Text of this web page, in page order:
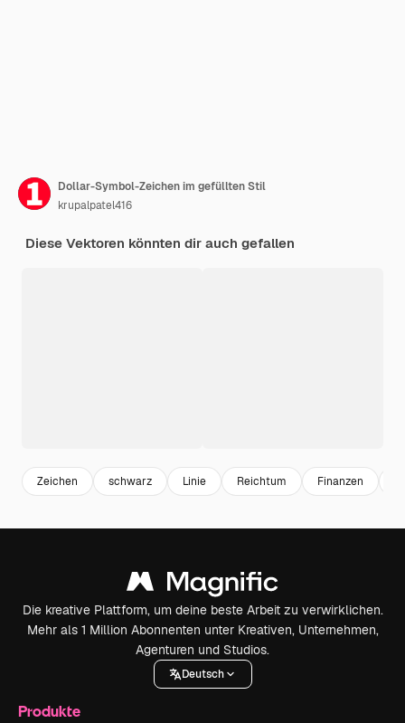
Dollar-Symbol-Zeichen im gefüllten Stil
krupalpatel416
Diese Vektoren könnten dir auch gefallen
Zeichen schwarz Linie Reichtum Finanzen
Die kreative Plattform, um deine beste Arbeit zu verwirklichen.
Mehr als 1 Million Abonnenten unter Kreativen, Unternehmen,
Agenturen und Studios.
Deutsch
Produkte